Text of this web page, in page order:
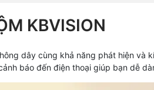
KBVISION
dây cùng khả năng phát hiện và
báo đến điện thoại giúp bạn dễ